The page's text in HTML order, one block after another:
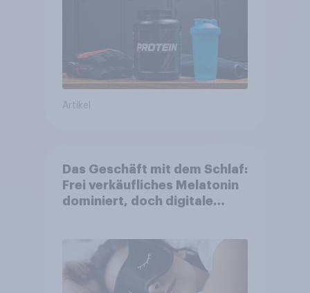
Artikel
Das Geschäft mit dem Schlaf:
Frei verkäufliches Melatonin
dominiert, doch digitale